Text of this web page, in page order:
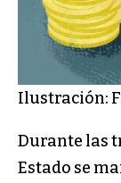
Ilustración:
Durante las
Estado se